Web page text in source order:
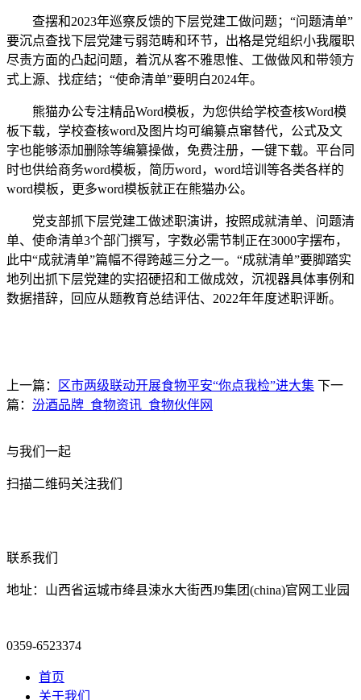
查摆和2023年巡察反馈的下层党建工做问题；“问题清单”
要沉点查找下层党建亏弱范畴和环节，出格是党组织小我履职
尽责方面的凸起问题，着沉从客不雅思惟、工做做风和带领方
式上源、找症结；“使命清单”要明白2024年。
熊猫办公专注精品Word模板，为您供给学校查核Word模
板下载，学校查核word及图片均可编纂点窜替代，公式及文
字也能够添加删除等编纂操做，免费注册，一键下载。平台同
时也供给商务word模板，简历word，word培训等各类各样的
word模板，更多word模板就正在熊猫办公。
党支部抓下层党建工做述职演讲，按照成就清单、问题清
单、使命清单3个部门撰写，字数必需节制正在3000字摆布，
此中“成就清单”篇幅不得跨越三分之一。“成就清单”要脚踏实
地列出抓下层党建的实招硬招和工做成效，沉视器具体事例和
数据措辞，回应从题教育总结评估、2022年年度述职评断。
上一篇： 区市两级联动开展食物平安“你点我检”进大集 下一
篇： 汾酒品牌_食物资讯_食物伙伴网
与我们一起
扫描二维码关注我们
联系我们
地址：山西省运城市绛县涑水大街西J9集团(china)官网工业园
0359-6523374
首页
关于我们